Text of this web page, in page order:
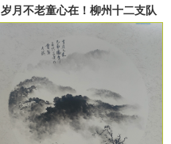
岁月不老童心在！柳州十二支队